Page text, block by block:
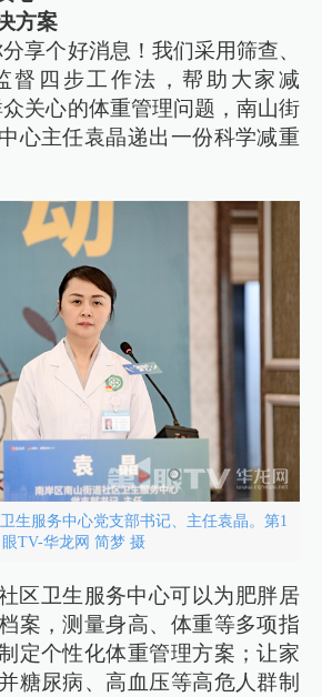
方案
享个好消息！我们采用筛查、
督四步工作法，帮助大家减
关心的体重管理问题，南山街
心主任袁晶递出一份科学减重
生服务中心党支部书记、主任袁晶。第1
眼TV-华龙网 简梦 摄
区卫生服务中心可以为肥胖居
案，测量身高、体重等多项指
定个性化体重管理方案；让家
糖尿病、高血压等高危人群制